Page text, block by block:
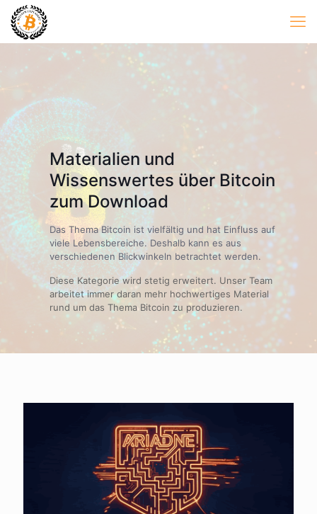
Materialien und
Wissenswertes über Bitcoin
zum Download
Das Thema Bitcoin ist vielfältig und hat Einfluss auf
viele Lebensbereiche. Deshalb kann es aus
verschiedenen Blickwinkeln betrachtet werden.
Diese Kategorie wird stetig erweitert. Unser Team
arbeitet immer daran mehr hochwertiges Material
rund um das Thema Bitcoin zu produzieren.